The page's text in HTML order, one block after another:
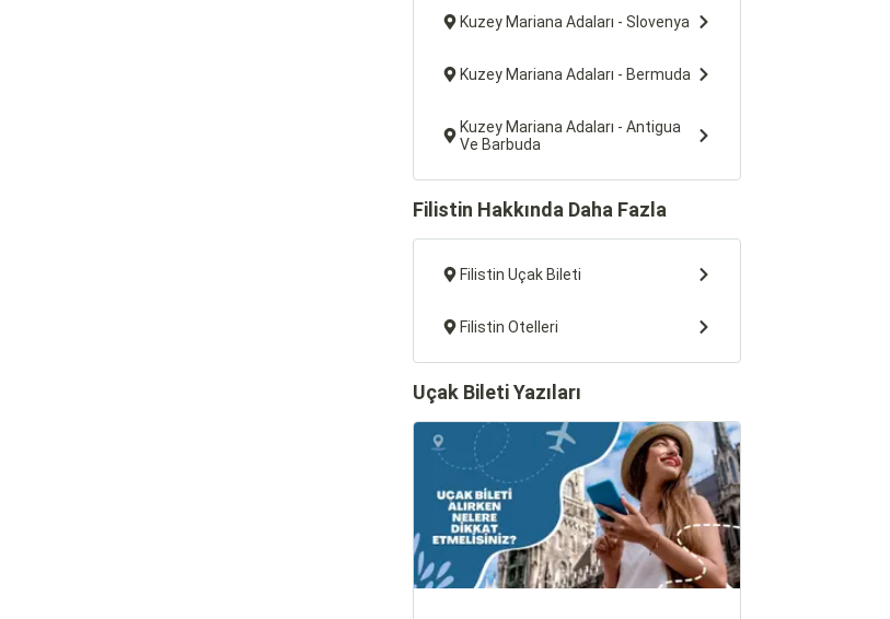
Kuzey Mariana Adaları - Slovenya
Kuzey Mariana Adaları - Bermuda
Kuzey Mariana Adaları - Antigua
Ve Barbuda
Filistin Hakkında Daha Fazla
Filistin Uçak Bileti
Filistin Otelleri
Uçak Bileti Yazıları